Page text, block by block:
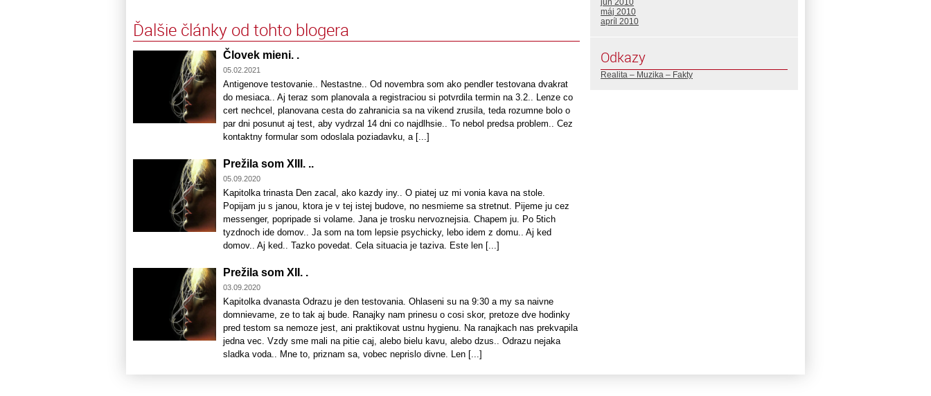
Ďalšie články od tohto blogera
Človek mieni. .
05.02.2021
Antigenove testovanie.. Nestastne.. Od novembra som ako pendler testovana dvakrat
do mesiaca.. Aj teraz som planovala a registraciou si potvrdila termin na 3.2.. Lenze co
cert nechcel, planovana cesta do zahranicia sa na vikend zrusila, teda rozumne bolo o
par dni posunut aj test, aby vydrzal 14 dni co najdlhsie.. To nebol predsa problem.. Cez
kontaktny formular som odoslala poziadavku, a [...]
Prežila som XIII. ..
05.09.2020
Kapitolka trinasta Den zacal, ako kazdy iny.. O piatej uz mi vonia kava na stole.
Popijam ju s janou, ktora je v tej istej budove, no nesmieme sa stretnut. Pijeme ju cez
messenger, popripade si volame. Jana je trosku nervoznejsia. Chapem ju. Po 5tich
tyzdnoch ide domov.. Ja som na tom lepsie psychicky, lebo idem z domu.. Aj ked
domov.. Aj ked.. Tazko povedat. Cela situacia je taziva. Este len [...]
Prežila som XII. .
03.09.2020
Kapitolka dvanasta Odrazu je den testovania. Ohlaseni su na 9:30 a my sa naivne
domnievame, ze to tak aj bude. Ranajky nam prinesu o cosi skor, pretoze dve hodinky
pred testom sa nemoze jest, ani praktikovat ustnu hygienu. Na ranajkach nas prekvapila
jedna vec. Vzdy sme mali na pitie caj, alebo bielu kavu, alebo dzus.. Odrazu nejaka
sladka voda.. Mne to, priznam sa, vobec neprislo divne. Len [...]
jún 2010
máj 2010
apríl 2010
Odkazy
Realita – Muzika – Fakty